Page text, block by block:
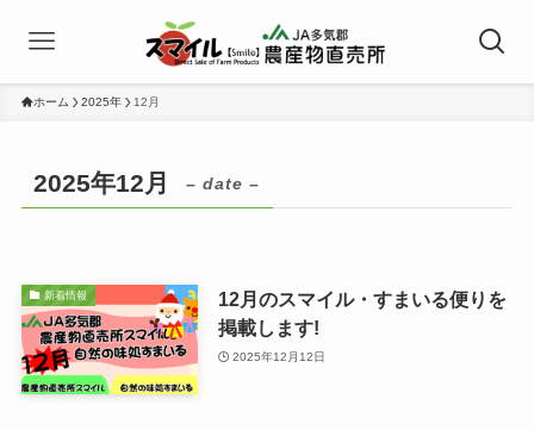
ホーム 2025年 12月
2025年12月 – date –
新着情報
12月のスマイル・すまいる便りを
掲載します!
2025年12月12日